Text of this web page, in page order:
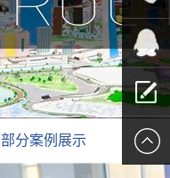
部分案例展示
010-
QQ客服
留言报